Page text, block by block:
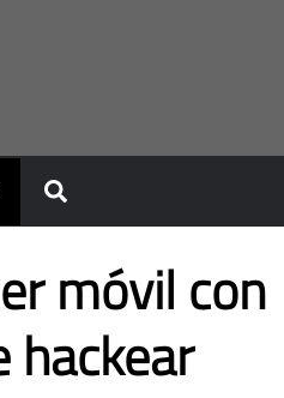
móvil con
hackear